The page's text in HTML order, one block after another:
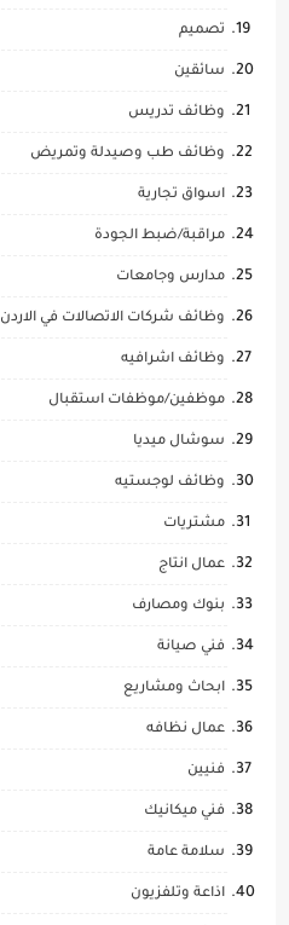
تصميم
سائقين
وظائف تدريس
وظائف طب وصيدلة وتمريض
اسواق تجارية
مراقبة/ضبط الجودة
مدارس وجامعات
وظائف شركات الاتصالات في الاردن
وظائف اشرافيه
موظفين/موظفات استقبال
سوشال ميديا
وظائف لوجستيه
مشتريات
عمال انتاج
بنوك ومصارف
فني صيانة
ابحاث ومشاريع
عمال نظافه
فنيين
فني ميكانيك
سلامة عامة
اذاعة وتلفزيون